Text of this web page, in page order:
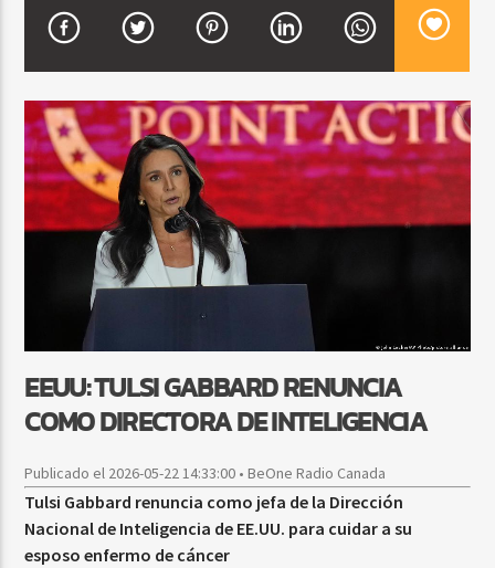
MEZCLA TROPICAL Y SALSA
1:00 PM 3:00 PM
Beone Radio
EEUU: TULSI GABBARD RENUNCIA
COMO DIRECTORA DE INTELIGENCIA
Publicado el 2026-05-22 14:33:00 • BeOne Radio Canada
Tulsi Gabbard renuncia como jefa de la Dirección
Nacional de Inteligencia de EE.UU. para cuidar a su
esposo enfermo de cáncer